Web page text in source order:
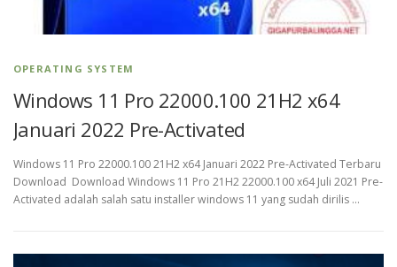
OPERATING SYSTEM
Windows 11 Pro 22000.100 21H2 x64
Januari 2022 Pre-Activated
Windows 11 Pro 22000.100 21H2 x64 Januari 2022 Pre-Activated Terbaru
Download Download Windows 11 Pro 21H2 22000.100 x64 Juli 2021 Pre-
Activated adalah salah satu installer windows 11 yang sudah dirilis …